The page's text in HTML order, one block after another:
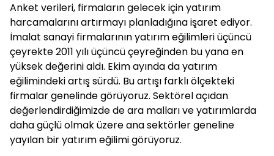
Anket verileri, firmaların gelecek için yatırım
harcamalarını artırmayı planladığına işaret ediyor.
İmalat sanayi firmalarının yatırım eğilimleri üçüncü
çeyrekte 2011 yılı üçüncü çeyreğinden bu yana en
yüksek değerini aldı. Ekim ayında da yatırım
eğilimindeki artış sürdü. Bu artışı farklı ölçekteki
firmalar genelinde görüyoruz. Sektörel açıdan
değerlendirdiğimizde de ara malları ve yatırımlarda
daha güçlü olmak üzere ana sektörler geneline
yayılan bir yatırım eğilimi görüyoruz.